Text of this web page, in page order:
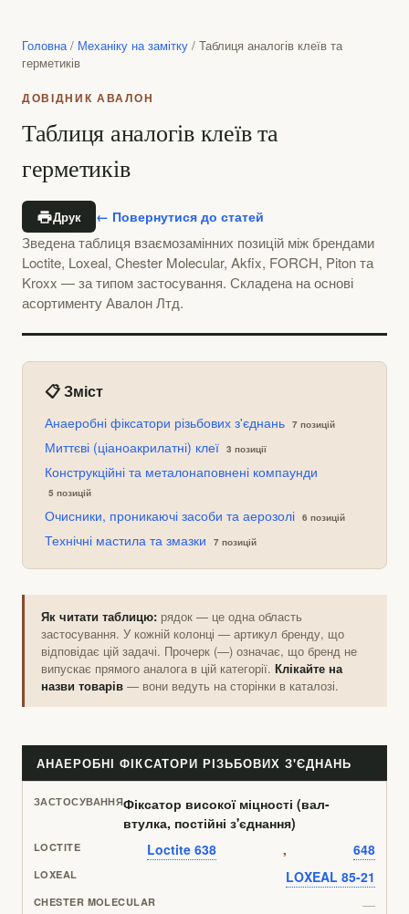
Головна/ Механіку на замітку / Таблиця аналогів клеїв та
герметиків
ДОВІДНИК АВАЛОН
Таблиця аналогів клеїв та
герметиків
Друк ← Повернутися до статей
Зведена таблиця взаємозамінних позицій між брендами
Loctite, Loxeal, Chester Molecular, Akfix, FORCH, Piton та
Kroxx — за типом застосування. Складена на основі
асортименту Авалон Лтд.
📋 Зміст
Анаеробні фіксатори різьбових з'єднань 7 позицій
Миттєві (ціаноакрилатні) клеї 3 позиції
Конструкційні та металонаповнені компаунди
5 позицій
Очисники, проникаючі засоби та аерозолі 6 позицій
Технічні мастила та змазки 7 позицій
Як читати таблицю: рядок — це одна область
застосування. У кожній колонці — артикул бренду, що
відповідає цій задачі. Прочерк (—) означає, що бренд не
випускає прямого аналога в цій категорії. Клікайте на
назви товарів — вони ведуть на сторінки в каталозі.
АНАЕРОБНІ ФІКСАТОРИ РІЗЬБОВИХ З'ЄДНАНЬ
Фіксатор високої міцності (вал-
втулка, постійні з'єднання)
Loctite 638
,
648
LOXEAL 85-21
—